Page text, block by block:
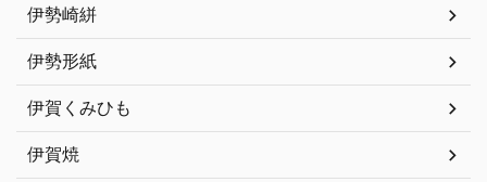
伊勢崎絣
伊勢形紙
伊賀くみひも
伊賀焼